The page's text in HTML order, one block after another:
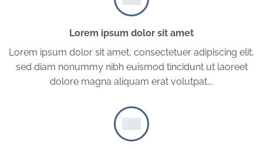
Lorem ipsum dolor sit amet
Lorem ipsum dolor sit amet, consectetuer adipiscing elit,
sed diam nonummy nibh euismod tincidunt ut laoreet
dolore magna aliquam erat volutpat….